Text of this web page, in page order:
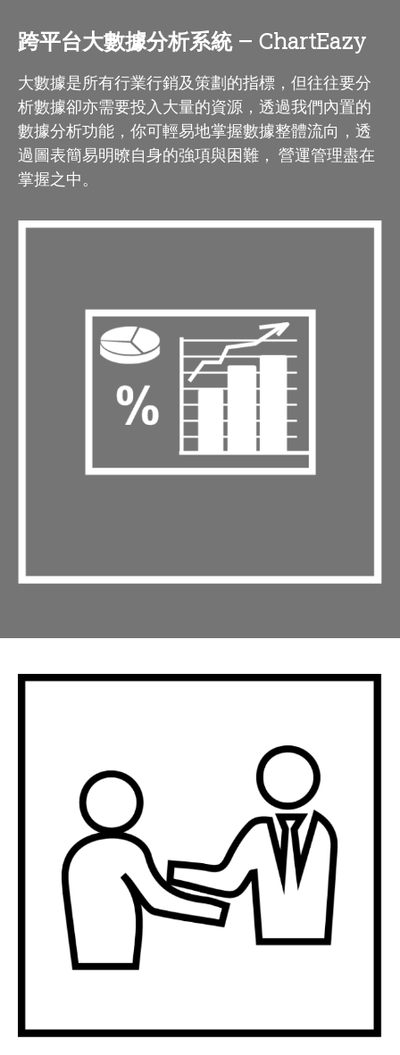
跨平台大數據分析系統 – ChartEazy
大數據是所有行業行銷及策劃的指標，但往往要分
析數據卻亦需要投入大量的資源，透過我們內置的
數據分析功能，你可輕易地掌握數據整體流向，透
過圖表簡易明暸自身的強項與困難， 營運管理盡在
掌握之中。